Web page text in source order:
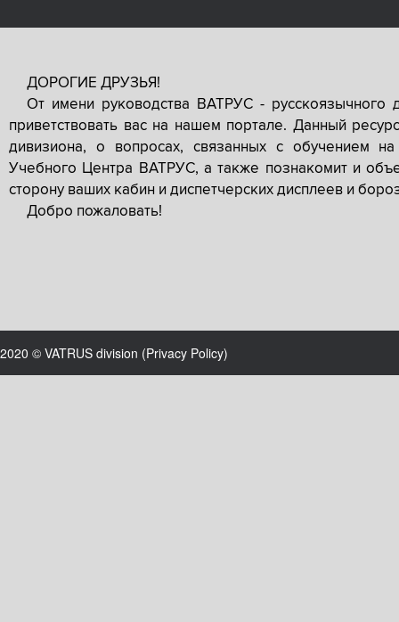
ДОРОГИЕ ДРУЗЬЯ!
От имени руководства ВАТРУС -
приветствовать вас на нашем портале. Данный
дивизиона, о вопросах, связанных с обучением
Учебного Центра ВАТРУС, а также познакомит и
сторону ваших кабин и диспетчерских дисплеев и
Добро пожаловать!
2020 © VATRUS division (Privacy Policy)